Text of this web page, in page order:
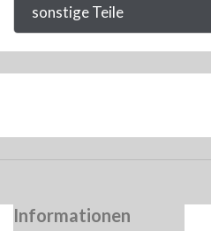
sonstige Teile
Informationen